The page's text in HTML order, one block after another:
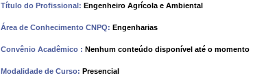
Título do Profissional: Engenheiro Agrícola e Ambiental
Área de Conhecimento CNPQ: Engenharias
Convênio Acadêmico : Nenhum conteúdo disponível até o momento
Modalidade de Curso: Presencial